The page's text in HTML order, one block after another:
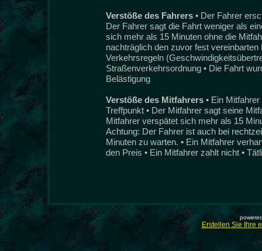
Verstöße des Fahrers • Der Fahrer
Der Fahrer sagt die Fahrt weniger als
sich mehr als 15 Minuten ohne die
nachträglich den zuvor fest
Verkehrsregeln
Straßenverkehrsordnung • Die Fahrt
Belästigung
Verstöße des Mitfahrers • Ein
Treffpunkt • Der Mitfahrer sagt seine
Mitfahrer verspätet sich mehr als 15
Achtung: Der Fahrer ist auch bei
Minuten zu warten. • Ein Mitfahrer
den Preis • Ein Mitfahrer zahlt nicht •
Erstellen Sie Ihre